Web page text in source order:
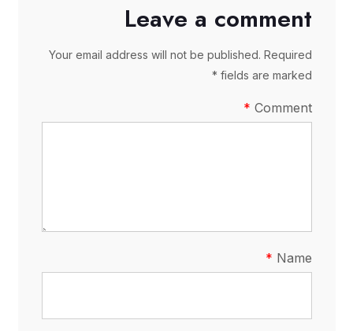
Leave a comment
Your email address will not be published. Required
fields are marked *
Comment
Name